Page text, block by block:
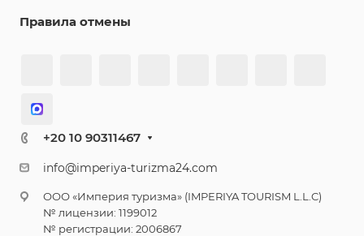
Правила отмены
+20 10 90311467
info@imperiya-turizma24.com
ООО «Империя туризма» (IMPERIYA TOURISM L.L.C)
№ лицензии: 1199012
№ регистрации: 2006867